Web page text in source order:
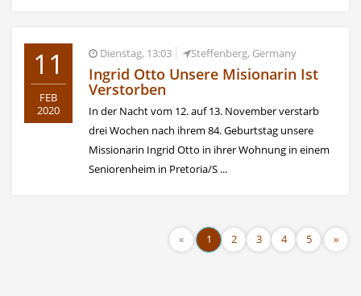
11
FEB
2020
Dienstag, 13:03 Steffenberg, Germany
Ingrid Otto Unsere Misionarin Ist
Verstorben
In der Nacht vom 12. auf 13. November verstarb
drei Wochen nach ihrem 84. Geburtstag unsere
Missionarin Ingrid Otto in ihrer Wohnung in einem
Seniorenheim in Pretoria/S ...
« 1 2 3 4 5 »